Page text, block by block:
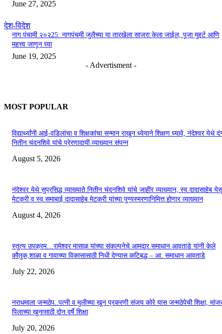
June 27, 2025
देश-विदेश
नाग पंचामी २०२25: नागपंचमी जुलैच्या या तारखेला साजरा केला जाईल, पूजा मुहर्ट आणि
महत्त्व जाणून घ्या
June 19, 2025
- Advertisment -
MOST POPULAR
विद्यार्थ्यांनी आई-वडिलांचा व शिक्षकांचा सन्मान राखून ध्येयाने शिक्षण घ्यावे, नंदेश्वर येथे
नितीन चंदनशिवे यांचे प्रेरणादायी व्याख्यान संपन्न
August 5, 2026
नंदेश्वर येथे सुप्रसिद्ध व्याख्याते नितीन चंदनशिवे यांचे जाहीर व्याख्यान, स्व.दादासाहेब येसू
मेटकरी व स्व.समाबाई दादासाहेब मेटकरी यांच्या पुण्यस्मरणानिमित्त होणार व्याख्यान
August 4, 2026
स्तुत्य उपक्रम…रामेश्वर मासाळ यांच्या संकल्पनेचे आमदार समाधान आवताडे यांनी केले
कौतुक,शाळा व गावाच्या विकासासाठी निधी देण्यास कटिबद्ध – आ. समाधान आवताडे
July 22, 2026
नराधमाला जन्मठेप..पत्नी व मुलीच्या खून प्रकरणी संजय कोरे यास जन्मठेपेची शिक्षा,
पिलाच्या खुनासाठी दोन वर्षे शिक्षा
July 20, 2026